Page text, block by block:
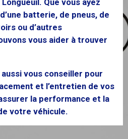
Que vous ayez
batterie, de pneus, de
ou d’autres
vous aider à trouver
vous conseiller pour
et l’entretien de vos
la performance et la
votre véhicule.